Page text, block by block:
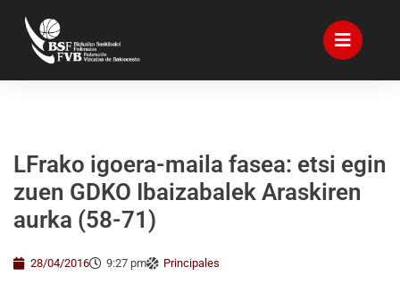
LFrako igoera-maila fasea: etsi egin
zuen GDKO Ibaizabalek Araskiren
aurka (58-71)
28/04/2016 9:27 pm Principales